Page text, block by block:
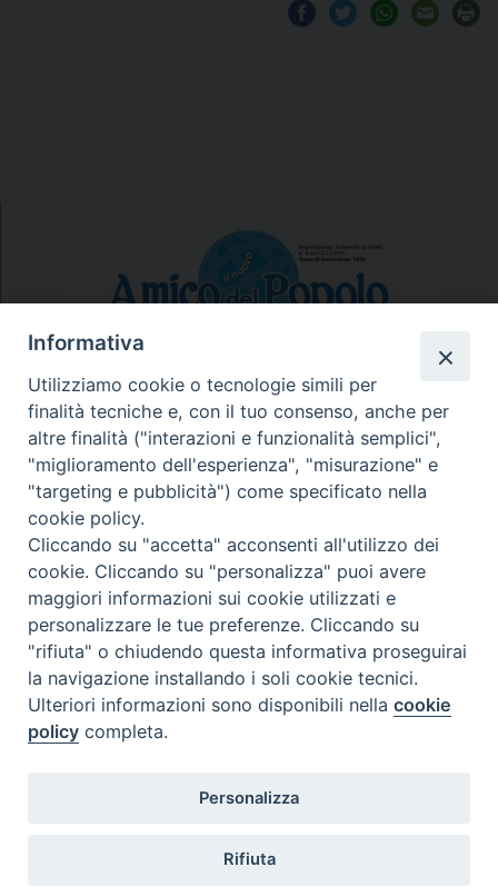
N.7/8 LUGLIO AGOSTO
N. 6 GIUGNO 2026
N°5 MAGGIO 2026
N° 4 APRILE 2026
Informativa
Utilizziamo cookie o tecnologie simili per
finalità tecniche e, con il tuo consenso, anche per
altre finalità ("interazioni e funzionalità semplici",
"miglioramento dell'esperienza", "misurazione" e
"targeting e pubblicità") come specificato nella
cookie policy.
Cliccando su "accetta" acconsenti all'utilizzo dei
cookie. Cliccando su "personalizza" puoi avere
maggiori informazioni sui cookie utilizzati e
personalizzare le tue preferenze. Cliccando su
"rifiuta" o chiudendo questa informativa proseguirai
la navigazione installando i soli cookie tecnici.
Ulteriori informazioni sono disponibili nellacookie
policy completa.
Personalizza
Rifiuta